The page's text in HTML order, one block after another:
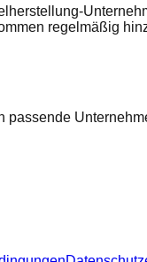
regelmäßig